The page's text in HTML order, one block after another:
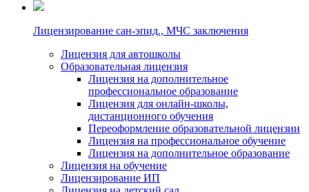
Лицензирование сан-эпид., МЧС заключения
Лицензия для автошколы
Образовательная лицензия
Лицензия на дополнительное
профессиональное образование
Лицензия для онлайн-школы,
дистанционного обучения
Переоформление образовательной лицензии
Лицензия на профессиональное обучение
Лицензия на дополнительное образование
Лицензия на обучение
Лицензирование ИП